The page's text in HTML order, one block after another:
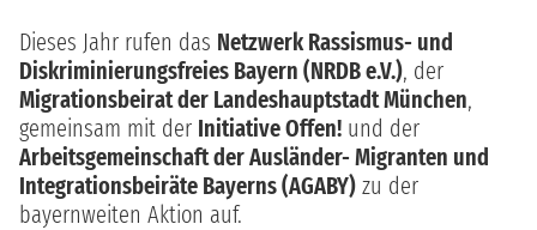
Dieses Jahr rufen das Netzwerk Rassismus- und
Diskriminierungsfreies Bayern (NRDB e.V.), der
Migrationsbeirat der Landeshauptstadt München,
gemeinsam mit der Initiative Offen! und der
Arbeitsgemeinschaft der Ausländer- Migranten und
Integrationsbeiräte Bayerns (AGABY) zu der
bayernweiten Aktion auf.